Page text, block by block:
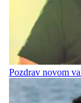
Pozdrav novom